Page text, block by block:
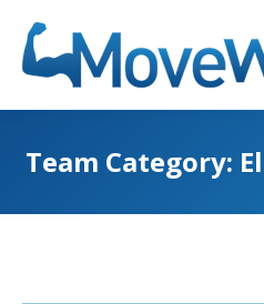
Team Category: